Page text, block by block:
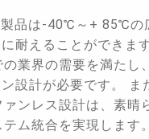
製品は-40℃～+ 85℃の
耐えることができま
の業界の需要を満たし
設計が必要です。 ま
ァンレス設計は、素晴
テム統合を実現します。